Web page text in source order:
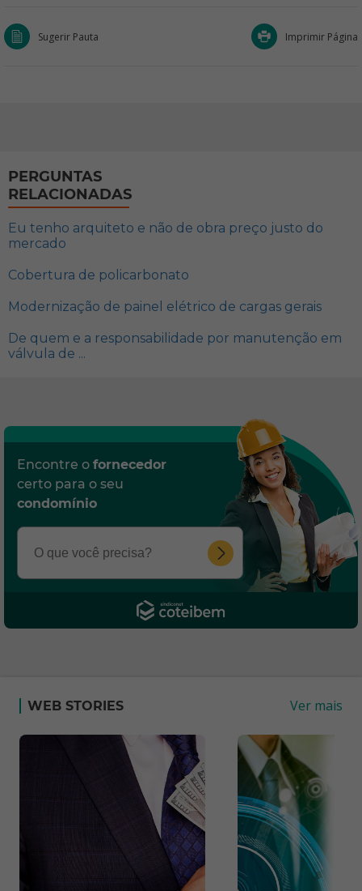
Sugerir Pauta Imprimir Página
PERGUNTAS
RELACIONADAS
Eu tenho arquiteto e não de obra preço justo do
mercado
Cobertura de policarbonato
Modernização de painel elétrico de cargas gerais
De quem e a responsabilidade por manutenção em
válvula de ...
Encontre o fornecedor
certo para o seu
condomínio
WEB STORIES Ver mais